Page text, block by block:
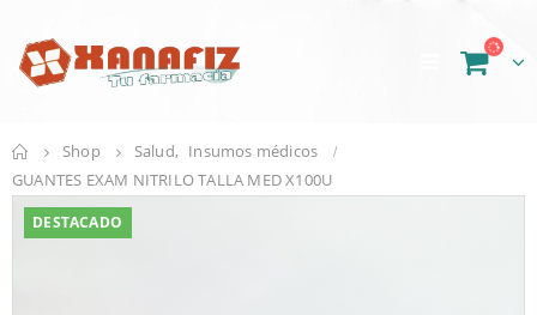
Shop Salud, Insumos médicos
GUANTES EXAM NITRILO TALLA MED X100U
DESTACADO